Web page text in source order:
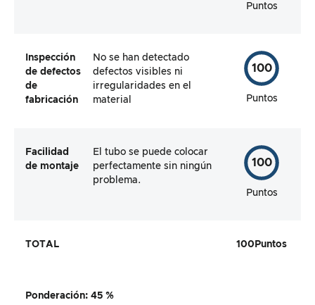
Puntos
Inspección
de defectos
de
fabricación
No se han detectado
defectos visibles ni
irregularidades en el
material
100
Puntos
Facilidad
de montaje
El tubo se puede colocar
perfectamente sin ningún
problema.
100
Puntos
TOTAL 100 Puntos
Ponderación: 45 %